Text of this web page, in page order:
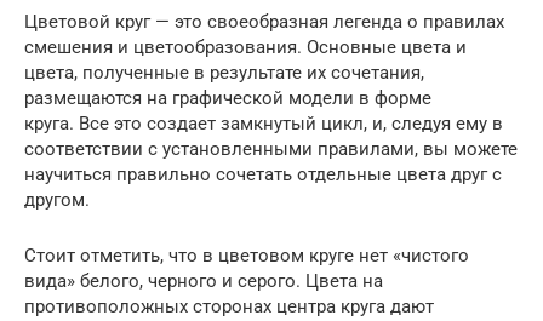
Цветовой круг — это своеобразная легенда о правилах
смешения и цветообразования. Основные цвета и
цвета, полученные в результате их сочетания,
размещаются на графической модели в форме
круга. Все это создает замкнутый цикл, и, следуя ему в
соответствии с установленными правилами, вы можете
научиться правильно сочетать отдельные цвета друг с
другом.
Стоит отметить, что в цветовом круге нет «чистого
вида» белого, черного и серого. Цвета на
противоположных сторонах центра круга дают